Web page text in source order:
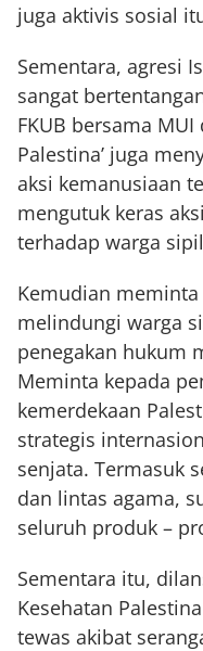
juga aktivis sosial
Sementara, agresi
sangat
FKUB bersama MUI
Palestina’ juga
aksi kemanusiaan
mengutuk keras
terhadap warga
Kemudian
melindungi warga
penegakan hukum
Meminta kepada
kemerdekaan
strategis
senjata. Termasuk
dan lintas agama,
seluruh produk –
Sementara itu,
Kesehatan
tewas akibat